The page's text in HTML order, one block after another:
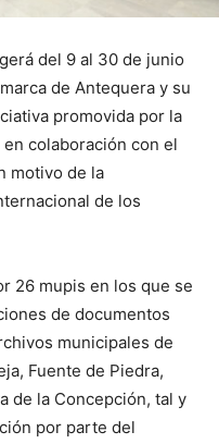
del 9 al 30 de junio
de Antequera y su
promovida por la
colaboración con el
motivo de la
de los
26 mupis en los que se
de documentos
municipales de
Fuente de Piedra,
de la Concepción, tal y
por parte del